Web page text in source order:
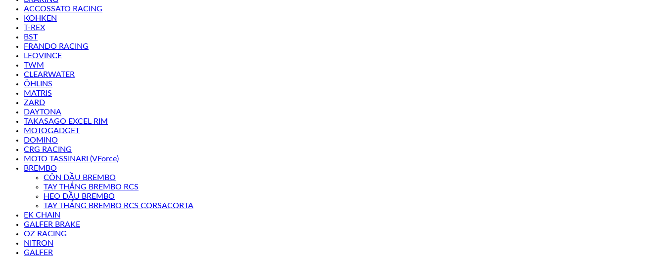
ACCOSSATO RACING
KOHKEN
T-REX
BST
FRANDO RACING
LEOVINCE
TWM
CLEARWATER
ÖHLINS
MATRIS
ZARD
DAYTONA
TAKASAGO EXCEL RIM
MOTOGADGET
DOMINO
CRG RACING
MOTO TASSINARI (VForce)
BREMBO
CÔN DẦU BREMBO
TAY THẮNG BREMBO RCS
HEO DẦU BREMBO
TAY THẮNG BREMBO RCS CORSACORTA
EK CHAIN
GALFER BRAKE
OZ RACING
NITRON
GALFER